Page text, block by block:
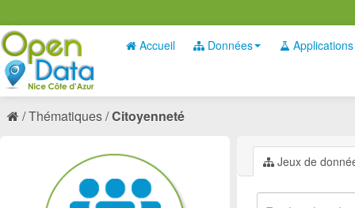
Accueil Données Applications
Thématiques Citoyenneté
Jeux de